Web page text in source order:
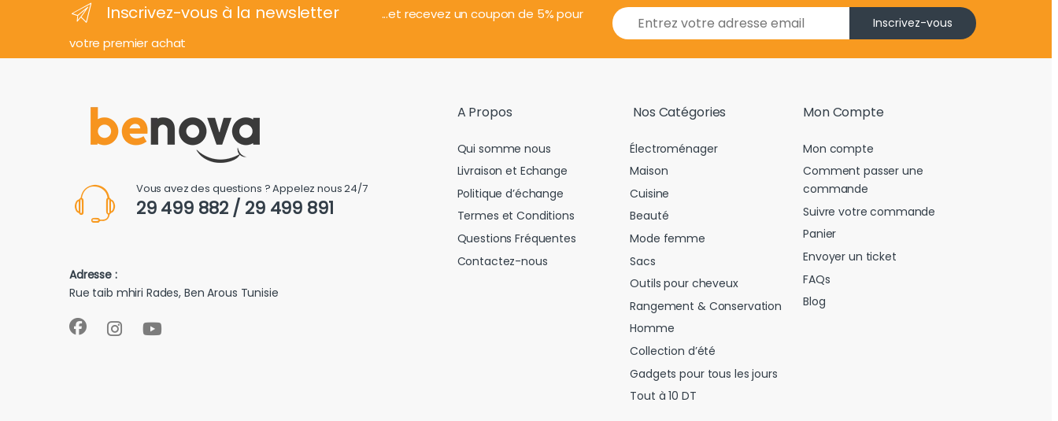
Inscrivez-vous à la newsletter
...et recevez un coupon de 5% pour
votre premier achat
E
m
i
Inscrivez-vous
Vous avez des questions ? Appelez nous 24/7
29 499 882 / 29 499 891
Adresse :
Rue taib mhiri Rades, Ben Arous Tunisie
A Propos
Qui somme nous
Livraison et Echange
Politique d’échange
Termes et Conditions
Questions Fréquentes
Contactez-nous
Nos Catégories
Électroménager
Maison
Cuisine
Beauté
Mode femme
Sacs
Outils pour cheveux
Rangement & Conservation
Homme
Collection d’été
Gadgets pour tous les jours
Tout à 10 DT
Mon Compte
Mon compte
Comment passer une
commande
Suivre votre commande
Panier
Envoyer un ticket
FAQs
Blog